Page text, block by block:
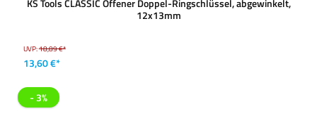
KS Tools CLASSIC Offener Doppel-Ringschlüssel, abgewinkelt,
12x13mm
UVP:18,89 €*
13,60 €*
- 3%